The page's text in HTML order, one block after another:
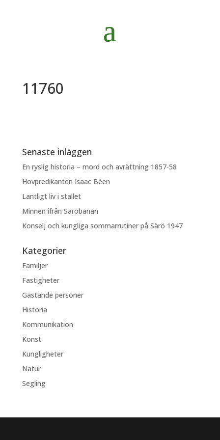
11760
Senaste inläggen
En ryslig historia – mord och avrättning 1857-58
Hovpredikanten Isaac Béen
Lantligt liv i stallet
Minnen ifrån Säröbanan
Konselj och kungliga sommarrutiner på Särö 1947
Kategorier
Familjer
Fastigheter
Gästande personer
Historia
Kommunikation
Konst
Kungligheter
Natur
Segling